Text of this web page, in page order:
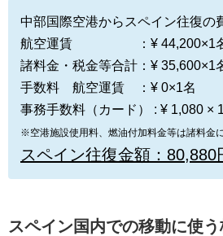
中部国際空港からスペイン往復の
航空運賃 ：¥ 44,200×1
諸料金・税金等合計：¥ 35,600×1
手数料 航空運賃 ：¥ 0×1名
事務手数料（カード） : ¥ 1,080 × 1
※空港施設使用料、燃油付加料金等は諸料金に
スペイン往復金額：80,880
スペイン国内での移動に使